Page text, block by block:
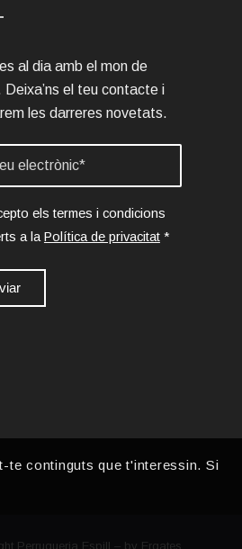
al dia amb el mon de
Deixa’ns el teu contacte i
les darreres novetats.
els termes i condicions
a laPolítica de privacitat *
Perruqueria Espill – by Ergates
te continguts que t'interessin. Si